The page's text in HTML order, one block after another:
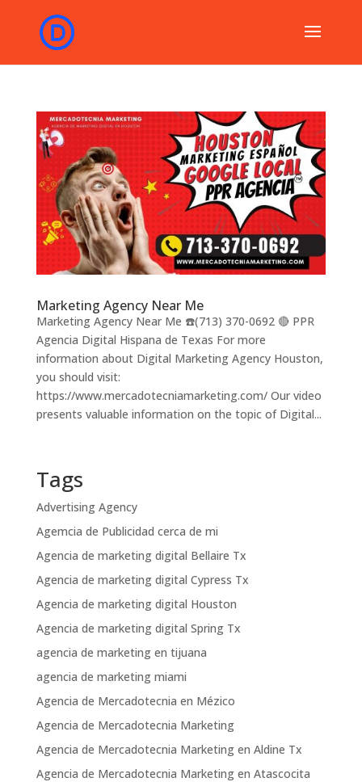
Marketing Agency Near Me
Marketing Agency Near Me ☎️(713) 370-0692 🔴 PPR
Agencia Digital Hispana de Texas For more
information about Digital Marketing Agency Houston,
you should visit:
https://www.mercadotecniamarketing.com/ Our video
presents valuable information on the topic of Digital...
Tags
Advertising Agency
Agemcia de Publicidad cerca de mi
Agencia de marketing digital Bellaire Tx
Agencia de marketing digital Cypress Tx
Agencia de marketing digital Houston
Agencia de marketing digital Spring Tx
agencia de marketing en tijuana
agencia de marketing miami
Agencia de Mercadotecnia en Mézico
Agencia de Mercadotecnia Marketing
Agencia de Mercadotecnia Marketing en Aldine Tx
Agencia de Mercadotecnia Marketing en Atascocita